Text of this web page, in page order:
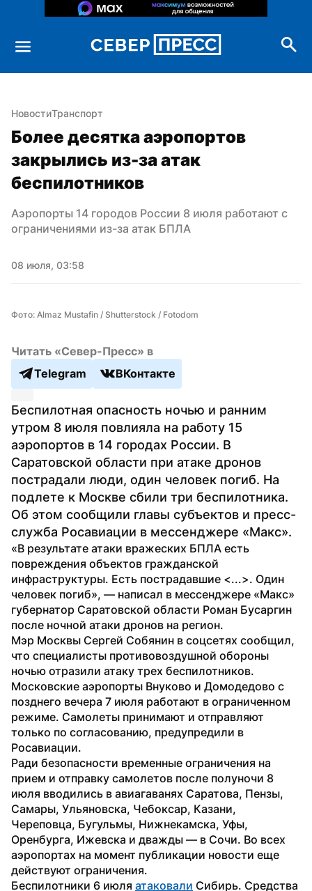
НовостиТранспорт
Более десятка аэропортов
закрылись из-за атак
беспилотников
Аэропорты 14 городов России 8 июля работают с
ограничениями из-за атак БПЛА
08 июля, 03:58
Фото: Almaz Mustafin / Shutterstock / Fotodom
Читать «Север-Пресс» в
Telegram
ВКонтакте
Беспилотная опасность ночью и ранним
утром 8 июля повлияла на работу 15
аэропортов в 14 городах России. В
Саратовской области при атаке дронов
пострадали люди, один человек погиб. На
подлете к Москве сбили три беспилотника.
Об этом сообщили главы субъектов и пресс-
служба Росавиации в мессенджере «Макс».
«В результате атаки вражеских БПЛА есть
повреждения объектов гражданской
инфраструктуры. Есть пострадавшие <...>. Один
человек погиб», — написал в мессенджере «Макс»
губернатор Саратовской области Роман Бусаргин
после ночной атаки дронов на регион.
Мэр Москвы Сергей Собянин в соцсетях сообщил,
что специалисты противовоздушной обороны
ночью отразили атаку трех беспилотников.
Московские аэропорты Внуково и Домодедово с
позднего вечера 7 июля работают в ограниченном
режиме. Самолеты принимают и отправляют
только по согласованию, предупредили в
Росавиации.
Ради безопасности временные ограничения на
прием и отправку самолетов после полуночи 8
июля вводились в авиагаванях Саратова, Пензы,
Самары, Ульяновска, Чебоксар, Казани,
Череповца, Бугульмы, Нижнекамска, Уфы,
Оренбурга, Ижевска и дважды — в Сочи. Во всех
аэропортах на момент публикации новости еще
действуют ограничения.
Беспилотники 6 июля атаковали Сибирь. Средства